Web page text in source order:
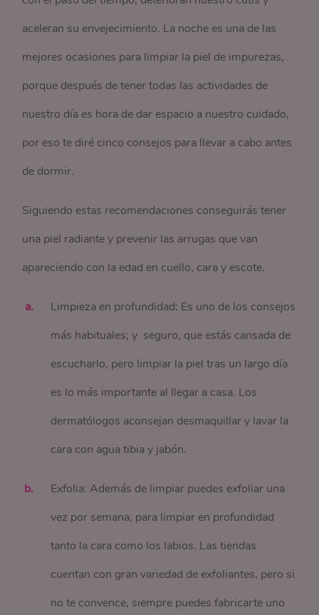
aceleran su envejecimiento. La noche es una de las
mejores ocasiones para limpiar la piel de impurezas,
porque después de tener todas las actividades de
nuestro día es hora de dar espacio a nuestro cuidado,
por eso te diré cinco consejos para llevar a cabo antes
de dormir.
Siguiendo estas recomendaciones conseguirás tener
una piel radiante y prevenir las arrugas que van
apareciendo con la edad en cuello, cara y escote.
Limpieza en profundidad: Es uno de los consejos
más habituales; y seguro, que estás cansada de
escucharlo, pero limpiar la piel tras un largo día
es lo más importante al llegar a casa. Los
dermatólogos aconsejan desmaquillar y lavar la
cara con agua tibia y jabón.
Exfolia: Además de limpiar puedes exfoliar una
vez por semana, para limpiar en profundidad
tanto la cara como los labios. Las tiendas
cuentan con gran variedad de exfoliantes, pero si
no te convence, siempre puedes fabricarte uno